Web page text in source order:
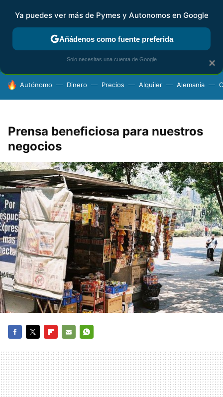
FISCALIDAD Y CONTABILIDAD KIT DIGITAL RENTA
HOY SE HABLA DE
Autónomo Dinero Precios Alquiler Alemania
Prensa beneficiosa para nuestros
negocios
MAIL
×
Ya puedes ver más de Pymes y Autonomos en Google
Añádenos como fuente preferida
Solo necesitas una cuenta de Google